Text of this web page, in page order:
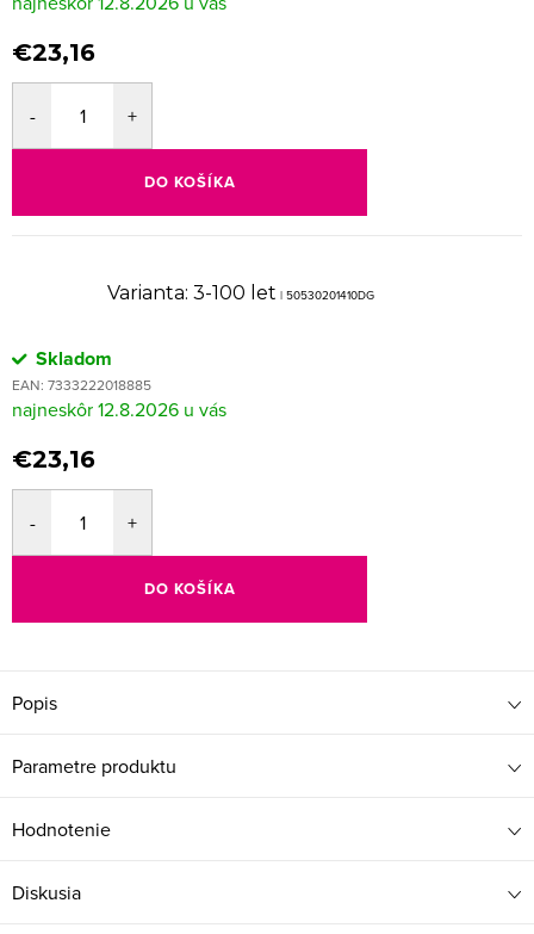
€23,16
DO KOŠÍKA
Varianta: 3-100 let | 50530201410DG
Skladom
EAN: 7333222018885
12.8.2026
€23,16
DO KOŠÍKA
Popis
Parametre produktu
Hodnotenie
Diskusia